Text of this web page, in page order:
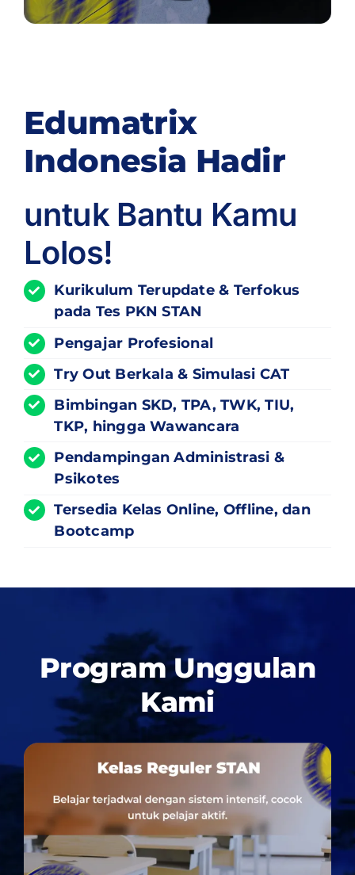
Edumatrix
Indonesia Hadir
untuk Bantu Kamu
Lolos!
Kurikulum Terupdate& Terfokus
pada Tes PKN STAN
Pengajar Profesional
Try Out Berkala & Simulasi CAT
Bimbingan SKD, TPA, TWK, TIU,
TKP, hingga Wawancara
Pendampingan Administrasi &
Psikotes
Tersedia Kelas Online, Offline, dan
Bootcamp
Program Unggulan
Kami